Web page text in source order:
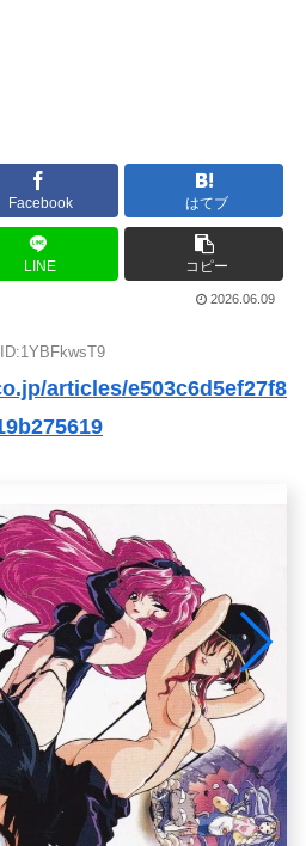
Facebook はてブ
LINE コピー
2026.06.09
articles/e503c6d5ef27f8